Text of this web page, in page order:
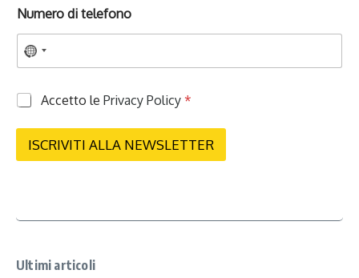
Numero di telefono
P
i
a
Accetto le Privacy Policy *
ISCRIVITI ALLA NEWSLETTER
Ultimi articoli